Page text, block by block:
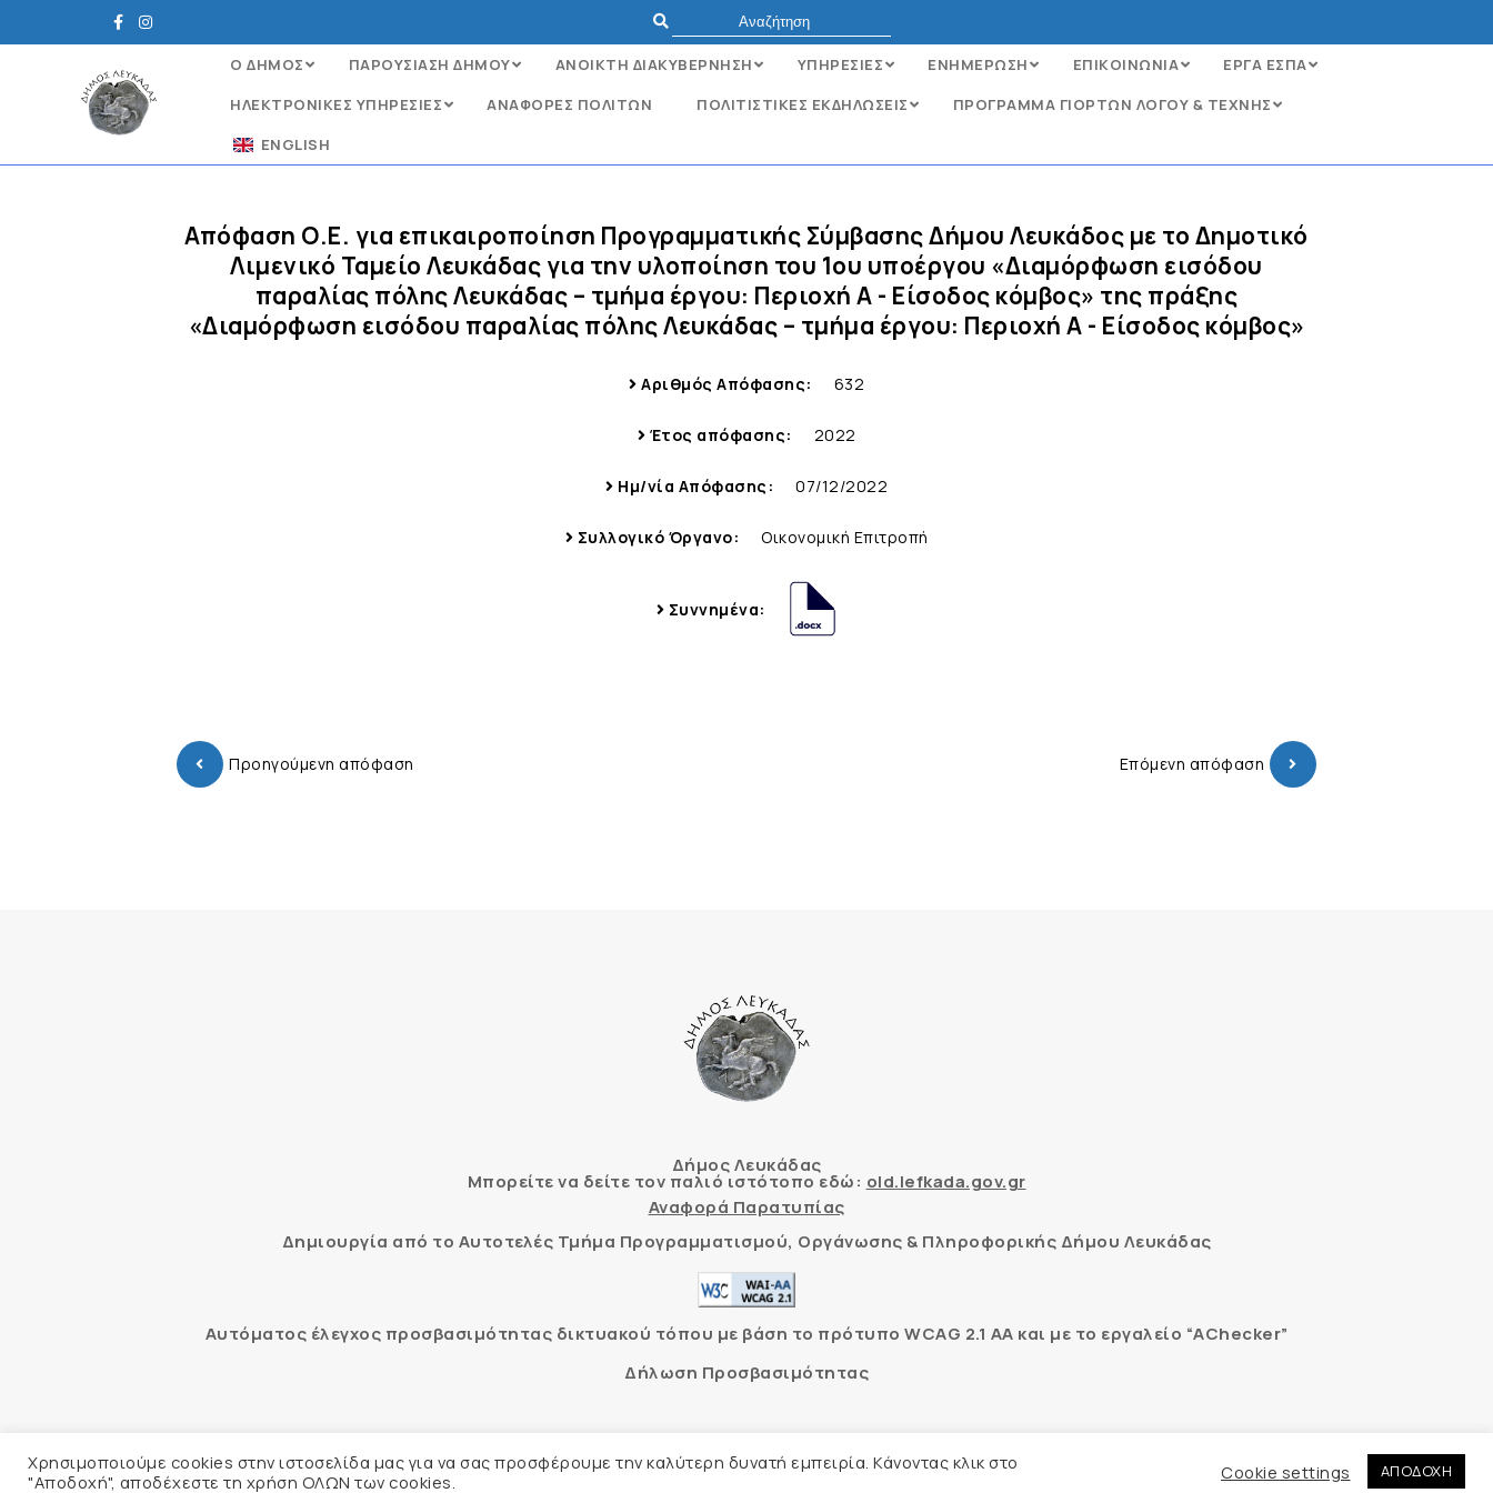
Ο ΔΗΜΟΣ ΠΑΡΟΥΣΙΑΣΗ ΔΗΜΟΥ ΑΝΟΙΚΤΗ ΔΙΑΚΥΒΕΡΝΗΣΗ ΥΠΗΡΕΣΙΕΣ ΕΝΗΜΕΡΩΣΗ ΕΠΙΚΟΙΝΩΝΙΑ
ΕΡΓΑ ΕΣΠΑ
ΗΛΕΚΤΡΟΝΙΚΈΣ ΥΠΗΡΕΣΊΕΣ
ΑΝΑΦΟΡΈΣ ΠΟΛΙΤΏΝ ΠΟΛΙΤΙΣΤΙΚΕΣ ΕΚΔΗΛΩΣΕΙΣ
ΠΡΟΓΡΑΜΜΑ ΓΙΟΡΤΩΝ ΛΟΓΟΥ & ΤΕΧΝΗΣ
ENGLISH
Απόφαση Ο.Ε. για επικαιροποίηση Προγραμματικής Σύμβασης Δήμου Λευκάδος με το Δημοτικό
Λιμενικό Ταμείο Λευκάδας για την υλοποίηση του 1ου υποέργου «Διαμόρφωση εισόδου
παραλίας πόλης Λευκάδας – τμήμα έργου: Περιοχή Α - Είσοδος κόμβος» της πράξης
«Διαμόρφωση εισόδου παραλίας πόλης Λευκάδας – τμήμα έργου: Περιοχή Α - Είσοδος κόμβος»
Αριθμός Απόφασης: 632
Έτος απόφασης: 2022
Ημ/νία Απόφασης: 07/12/2022
Συλλογικό Όργανο: Οικονομική Επιτροπή
Συννημένα:
Προηγούμενη απόφαση Επόμενη απόφαση
Δήμος Λευκάδας
Μπορείτε να δείτε τον παλιό ιστότοπο εδώ: old.lefkada.gov.gr
Αναφορά Παρατυπίας
Δημιουργία από το Αυτοτελές Τμήμα Προγραμματισμού, Οργάνωσης & Πληροφορικής Δήμου Λευκάδας
Αυτόματος έλεγχος προσβασιμότητας δικτυακού τόπου με βάση το πρότυπο WCAG 2.1 AA και με το εργαλείο “AChecker”
Δήλωση Προσβασιμότητας
Φιλοξενία Ιστοσελίδας Create myWeb
Χρησιμοποιούμε cookies στην ιστοσελίδα μας για να σας προσφέρουμε την καλύτερη δυνατή εμπειρία. Κάνοντας κλικ στο
"Αποδοχή", αποδέχεστε τη χρήση ΟΛΩΝ των cookies.
Cookie settings ΑΠΟΔΟΧΗ